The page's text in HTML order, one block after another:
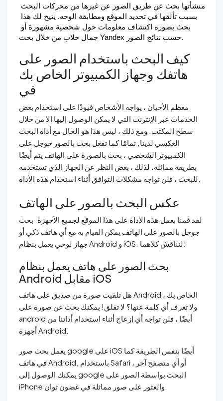
جمال خلاب من خلال بحث Yandex حسب نتائج الصور.
كيف البحث باستخدام الصور على
هاتفك وجهاز الكمبيوتر الخاص بك
في
معظم الأحيان ، يواجه الأشخاص قيودًا على استخدام بعض
الخدمات عبر الإنترنت التي لا يمكن الوصول إليها إلا من خلال
سطح المكتب. ومع ذلك ، ليس هذا هو الحال مع أداة البحث
العكسي لدينا. تمامًا كما تفعل بحث بالصور جوجل على
الكمبيوتر الشخصي ، بحث بالصورة على الهاتف يتم أيضًا
بطريقة مماثلة. لذلك ، بغض النظر عن الجهاز الذي تستخدمه
عكس البحث بالصور على الهاتف
لقد قمنا بعمل هذه الأداة على هذا الموقع لجميع الأجهزة. بحث
جوجل بالصور على الهاتف يمكن القيام به مع أي هاتف ذكي أو
جهاز لوحي يعمل بنظام Android و iOS. لنناقش كلاهما:
بحث الصور على هاتف يعمل بنظام
Android مقابل iOS
هل تلقيت صورة من صديق على هاتف Android الخاص بك ،
ولا تعرف أي كلمة عنها؟ لا تقلق! يمكنك بحث عن صورة على
android أيضًا ، فلن تواجه أي إزعاج أثناء استخدام أداتنا من
أجهزة Android.
يعمل بحث صور google على iOS أيضًا بنفس الطريقة كما
في هاتف Android. باستخدام Safari أو أي متصفح آخر ،
يمكنك الوصول إلى google البحث بواسطة الصور على